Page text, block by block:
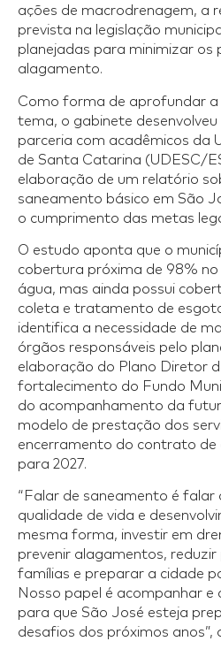
ações de macrodrenagem, a
prevista na legislação
planejadas para minimizar os
alagamento.
Como forma de aprofundar a
tema, o gabinete
parceria com acadêmicos da
de Santa Catarina (UDESC/
elaboração de um relatório
saneamento básico em São
o cumprimento das metas
O estudo aponta que o
cobertura próxima de 98%
água, mas ainda possui
coleta e tratamento de
identifica a necessidade de
órgãos responsáveis pelo
elaboração do Plano Diretor
fortalecimento do Fundo
do acompanhamento da
modelo de prestação dos
encerramento do contrato de
para 2027.
“Falar de saneamento é falar
qualidade de vida e
mesma forma, investir em
prevenir alagamentos, reduzir
famílias e preparar a cidade
Nosso papel é acompanhar
para que São José esteja
desafios dos próximos anos”,